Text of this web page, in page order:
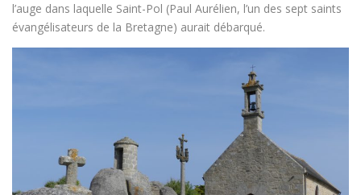
l’auge dans laquelle Saint-Pol (Paul Aurélien, l’un des sept saints
évangélisateurs de la Bretagne) aurait débarqué.